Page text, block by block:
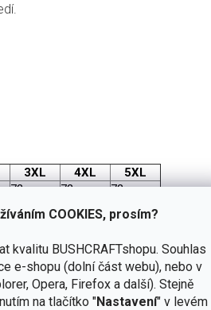
COOKIES, prosím?
kvalitu BUSHCRAFTshopu. Souhlas
e-shopu (dolní část webu), nebo v
Opera, Firefox a další). Stejně
na tlačítko "Nastavení" v levém
3XL 4XL
5XL
72 72
72
78 78
85,5 86,5
87,5
24 25
26
58 60
62
137 143
149
107 113
119